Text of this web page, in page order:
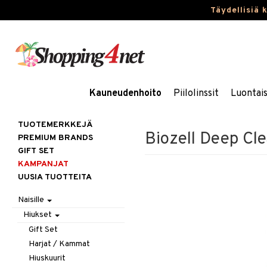
Täydellisiä
Kauneudenhoito Piilolinssit
Biozell Deep
TUOTEMERKKEJÄ
PREMIUM BRANDS
GIFT SET
KAMPANJAT
UUSIA TUOTTEITA
Naisille
Hiukset
Gift Set
Harjat / Kammat
Hiuskuurit